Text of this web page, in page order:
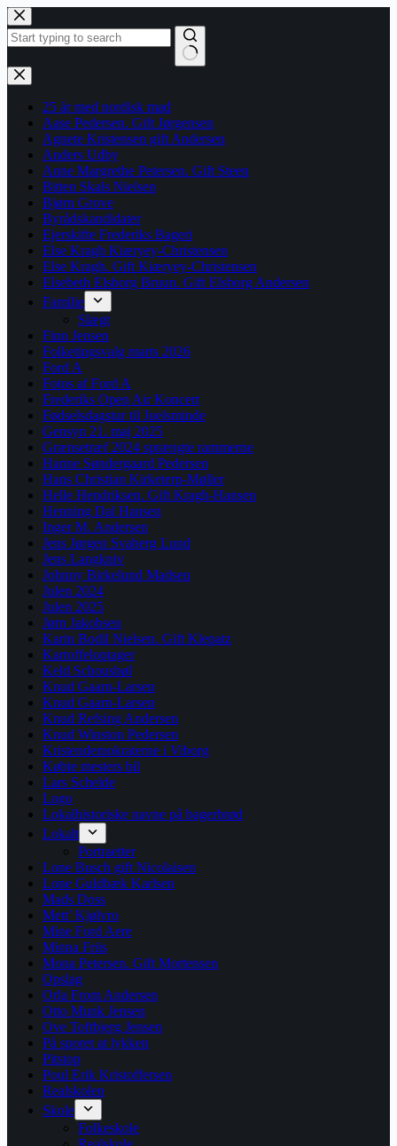
Fortsæt
til
indhold
Ingen
resultater
25 år med nordisk mad
Aase Pedersen. Gift Jørgensen
Agnete Kristensen gift Andersen
Anders Udby
Anne Margrethe Petersen. Gift Steen
Bitten Skals Nielsen
Bjørn Grove
Byrådskandidater
Ejerskifte Frederiks Bageri
Else Kragh Kiæryey-Christensen
Else Kragh. Gift Kiæryey-Christensen
Elsebeth Elsborg Bruun. Gift Elsborg Andersen
Familie
Slægt
Finn Jensen
Folketingsvalg marts 2026
Ford A
Fotos af Ford A
Frederiks Open Air Koncert
Fødselsdagstur til Juelsminde
Gensyn 21. maj 2025
Grænsetræf 2024 sprængte rammerne
Hanne Søndergaard Pedersen
Hans Christian Kirketerp-Møller
Helle Hendriksen. Gift Kragh-Hansen
Henning Dal Hansen
Inger M. Andersen
Jens Jørgen Svaberg Lund
Jens Langkniv
Johnny Birkelund Madsen
Julen 2024
Julen 2025
Jørn Jakobsen
Karin Bodil Nielsen. Gift Klepatz
Kartoffeloptager
Keld Schousbøl
Knud Gaarn-Larsen
Knud Gaarn-Larsen
Knud Refsing Andersen
Knud Winston Pedersen
Kristendemokraterne i Viborg
Købte mesters bil
Lars Schelde
Logo
Lokalhistoriske navne på bagerbrød
Lokalt
Portraetter
Lone Busch gift Nicolaisen
Lone Guldbæk Karlsen
Mads Doss
Mett’ Kjølvro
Mine Ford Aere
Minna Friis
Mona Petersen. Gift Mortensen
Opslag
Orla From Andersen
Otto Munk Jensen
Ove Toftbjerg Jensen
På sporet at lykken
Pitstop
Poul Erik Kristoffersen
Realskolen
Skole
Folkeskole